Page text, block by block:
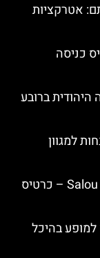
אטרקציות
כניסה
היהודית ברובע
למגוון
פארק המים PortAventura בברצלונה: Salou – כרטיס
למופע בהיכל